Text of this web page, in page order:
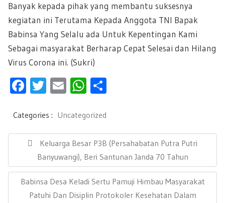
Banyak kepada pihak yang membantu suksesnya
kegiatan ini Terutama Kepada Anggota TNI Bapak
Babinsa Yang Selalu ada Untuk Kepentingan Kami
Sebagai masyarakat Berharap Cepat Selesai dan Hilang
Virus Corona ini. (Sukri)
F
e
b
oo
k
T
tt
er
E
ail
W
at
s
A
p
p
e
Categories : Uncategorized
N
g
P
R
E
V
I
Keluarga Besar P3B (Persahabatan Putra Putri
Banyuwangi), Beri Santunan Janda 70 Tahun
N
Babinsa Desa Keladi Sertu Pamuji Himbau Masyarakat
Patuhi Dan Disiplin Protokoler Kesehatan Dalam